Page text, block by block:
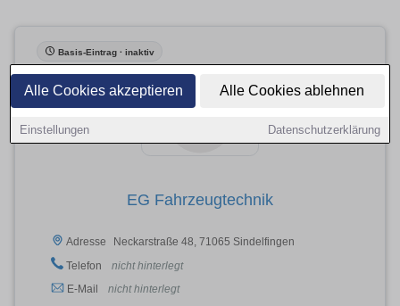
Alle Cookies akzeptieren Alle Cookies ablehnen
Einstellungen Datenschutzerklärung
Basis-Eintrag · inaktiv
EG Fahrzeugtechnik
Adresse
Neckarstraße 48, 71065 Sindelfingen
Telefon
nicht hinterlegt
E-Mail
nicht hinterlegt